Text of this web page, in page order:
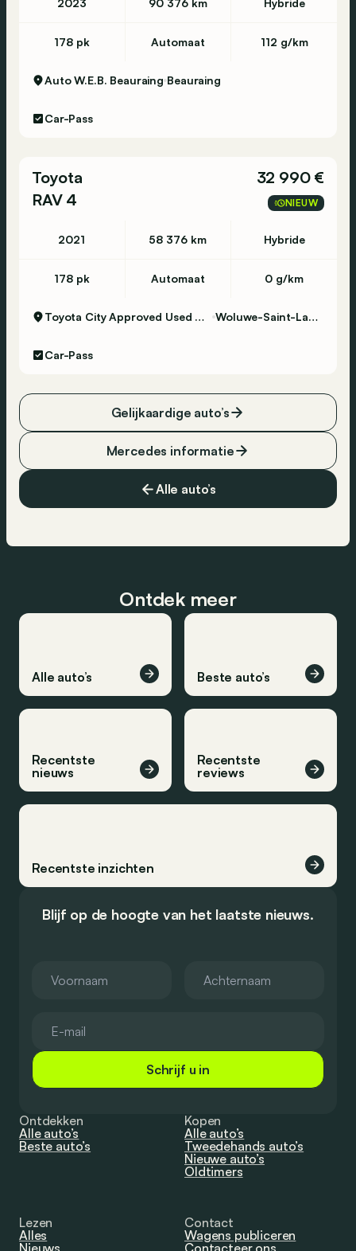
2023 90 376 km Hybride
178 pk Automaat 112 g/km
Auto W.E.B. Beauraing Beauraing
Car-Pass
Toyota
RAV 4
32 990 €
NIEUW
2021 58 376 km Hybride
178 pk Automaat 0 g/km
Toyota City Approved Used Woluwe Woluwe-Saint-Lambert
Car-Pass
Alle auto’s
Mercedes informatie
Gelijkaardige auto’s
Ontdek meer
Alle auto’s Beste auto’s
Recentste
nieuws
Recentste
reviews
Recentste inzichten
Blijf op de hoogte van het laatste nieuws.
Schrijf u in
Ontdekken
Alle auto’s
Beste auto’s
Kopen
Alle auto’s
Tweedehands auto’s
Nieuwe auto’s
Oldtimers
Lezen
Alles
Nieuws
Contact
Wagens publiceren
Contacteer ons